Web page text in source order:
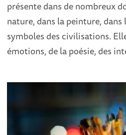
présente dans de nombreux
nature, dans la peinture,
symboles des civilisations.
émotions, de la poésie, des